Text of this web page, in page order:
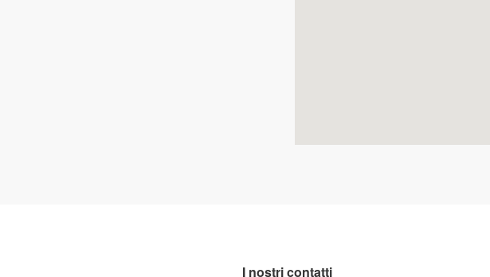
I nostri contatti